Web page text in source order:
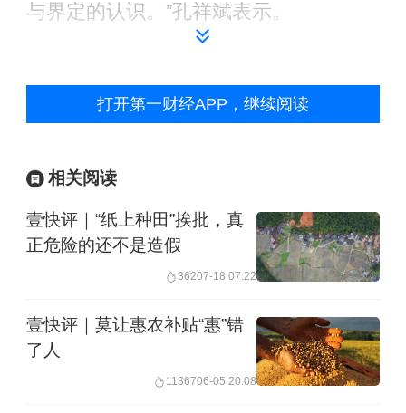
与界定的认识。”孔祥斌表示。
耕地保护政策制定的初衷是保护耕地的
根本。
2017年我国启动“三调”，2020年全面完
成。正是在2020年，国务院办公厅连续
下发“24号文件”（坚决制止耕地“非农
化”行为）、“44号文件”（防止耕地“非粮
化”稳定粮食生产）。
打开第一财经APP，继续阅读
相关阅读
壹快评｜“纸上种田”挨批，真
正危险的还不是造假
36207-18 07:22
壹快评｜莫让惠农补贴“惠”错
了人
1136706-05 20:08